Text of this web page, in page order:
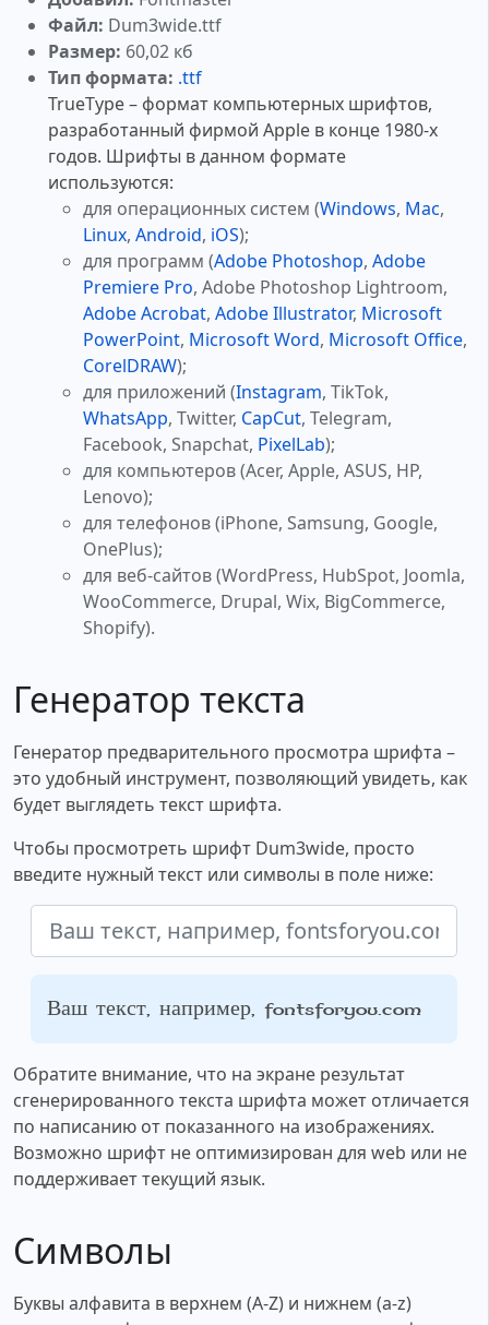
Файл: Dum3wide.ttf
Размер: 60,02 кб
Тип формата: .ttf
TrueType – формат компьютерных шрифтов,
разработанный фирмой Apple в конце 1980-х
годов. Шрифты в данном формате
используются:
для операционных систем (Windows, Mac,
Linux, Android, iOS);
для программ (Adobe Photoshop, Adobe
Premiere Pro, Adobe Photoshop Lightroom,
Adobe Acrobat, Adobe Illustrator, Microsoft
PowerPoint, Microsoft Word, Microsoft Office,
CorelDRAW);
для приложений (Instagram, TikTok,
WhatsApp, Twitter, CapCut, Telegram,
Facebook, Snapchat, PixelLab);
для компьютеров (Acer, Apple, ASUS, HP,
Lenovo);
для телефонов (iPhone, Samsung, Google,
OnePlus);
для веб-сайтов (WordPress, HubSpot, Joomla,
WooCommerce, Drupal, Wix, BigCommerce,
Shopify).
Генератор текста
Генератор предварительного просмотра шрифта –
это удобный инструмент, позволяющий увидеть, как
будет выглядеть текст шрифта.
Чтобы просмотреть шрифт Dum3wide, просто
введите нужный текст или символы в поле ниже:
Ваш текст, например, fontsforyou.com
Обратите внимание, что на экране результат
сгенерированного текста шрифта может отличается
по написанию от показанного на изображениях.
Возможно шрифт не оптимизирован для web или не
поддерживает текущий язык.
Символы
Буквы алфавита в верхнем (A-Z) и нижнем (a-z)